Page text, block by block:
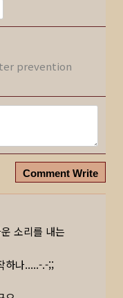
prevention
Comment Write
소리를 내는
하나.....-.-;;